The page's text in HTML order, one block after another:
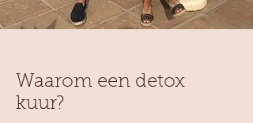
Waarom een detox
kuur?